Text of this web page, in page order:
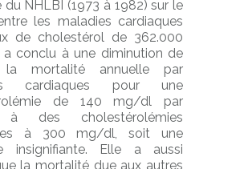
du NHLBI (1973 à 1982) sur le
les maladies cardiaques
de cholestérol de 362.000
a conclu à une diminution de
mortalité annuelle par
cardiaques pour une
de 140 mg/dl par
à des cholestérolémies
à 300 mg/dl, soit une
insignifiante. Elle a aussi
la mortalité due aux autres